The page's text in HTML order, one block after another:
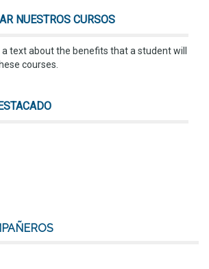
NUESTROS CURSOS
text about the benefits that a student will
courses.